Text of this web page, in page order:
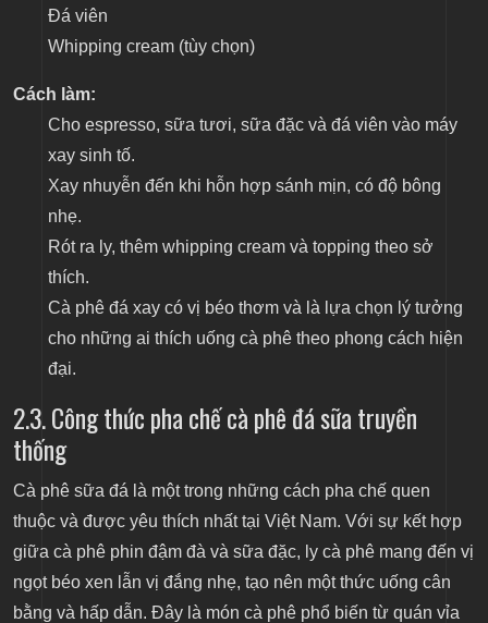
Đá viên
Whipping cream (tùy chọn)
Cách làm:
Cho espresso, sữa tươi, sữa đặc và đá viên vào máy
xay sinh tố.
Xay nhuyễn đến khi hỗn hợp sánh mịn, có độ bông
nhẹ.
Rót ra ly, thêm whipping cream và topping theo sở
thích.
Cà phê đá xay có vị béo thơm và là lựa chọn lý tưởng
cho những ai thích uống cà phê theo phong cách hiện
đại.
2.3. Công thức pha chế cà phê đá sữa truyền
thống
Cà phê sữa đá là một trong những cách pha chế quen
thuộc và được yêu thích nhất tại Việt Nam. Với sự kết hợp
giữa cà phê phin đậm đà và sữa đặc, ly cà phê mang đến vị
ngọt béo xen lẫn vị đắng nhẹ, tạo nên một thức uống cân
bằng và hấp dẫn. Đây là món cà phê phổ biến từ quán vỉa